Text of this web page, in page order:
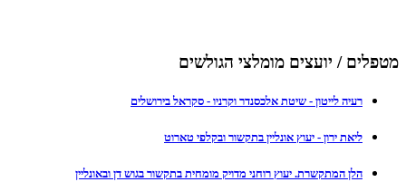
מטפלים / יועצים מומלצי הגולשים
רעיה לייטון - שיטת אלכסנדר וקרניו - סקראל בירושלים
ליאת ירון - יעוץ אונליין בתקשור ובקלפי טארוט
הלן המתקשרת. יעוץ רוחני מדויק מומחית בתקשור בגוש דן ובאונליין